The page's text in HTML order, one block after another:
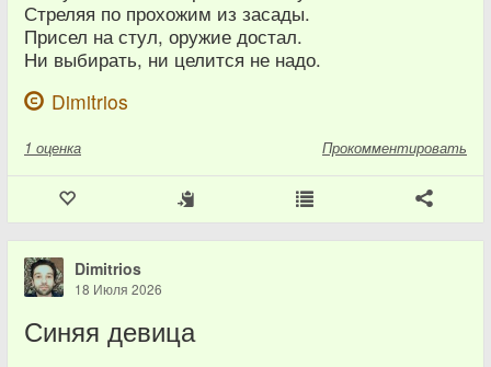
Стреляя по прохожим из засады.
Присел на стул, оружие достал.
Ни выбирать, ни целится не надо.
Dimitrios
1 оценка Прокомментировать
Dimitrios
18 Июля 2026
Синяя девица